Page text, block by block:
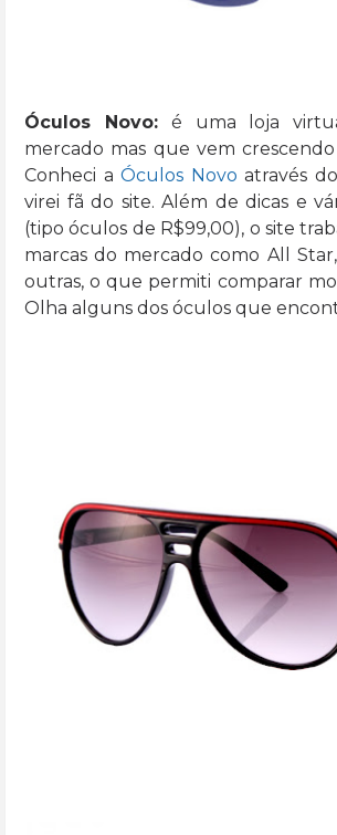
Óculos Novo:é uma loja
mercado mas que vem crescendo
Conheci a Óculos Novo através
virei fã do site. Além de dicas e
(tipo óculos de R$99,00), o site
marcas do mercado como All
outras, o que permiti comparar
Olha alguns dos óculos que